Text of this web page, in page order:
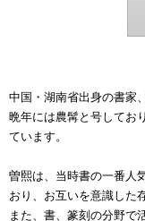
中国・湖南省出身の書家
晩年には農髯と号してお
ています。
曽熙は、当時書の一番人
おり、お互いを意識した
また、書、篆刻の分野で